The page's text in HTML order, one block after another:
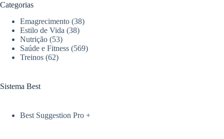
japonesa
na
Vila
Madalena
Categorias
Emagrecimento (38)
Estilo de Vida (38)
Nutrição (53)
Saúde e Fitness (569)
Treinos (62)
Sistema Best
Best Suggestion Pro +